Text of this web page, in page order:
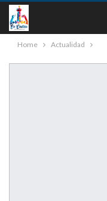
Home Actualidad